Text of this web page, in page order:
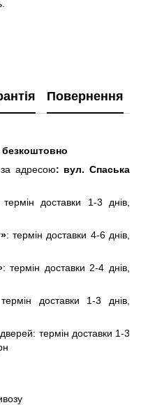
Повернення
безкоштовно
адресою: вул. Спаська
доставки 1-3 днів,
: термін доставки 4-6 днів,
: термін доставки 2-4 днів,
доставки 1-3 днів,
термін доставки 1-3